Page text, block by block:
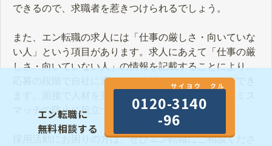
できるので、求職者を惹きつけられるでしょう。
また、エン転職の求人には「仕事の厳しさ・向いていな
い人」という項目があります。求人にあえて「仕事の厳
しさ・向いていない人」の情報を記載することにより、
応募の段階で自社に適さない人材をフィルタリングでき
マッチの防止に役立つでしょう。
採用活動にお困りの方は、ぜひエン転職にご相談くださ
エン転職に
無料相談する
サイヨウ クル
0120-3140
-96